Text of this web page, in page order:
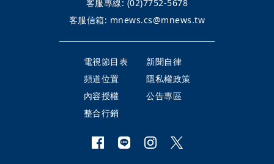
客服專線: (02)7752-5678
客服信箱: mnews.cs@mnews.tw
電視節目表
新聞自律
頻道位置
隱私權政策
內容授權
公告專區
整合行銷